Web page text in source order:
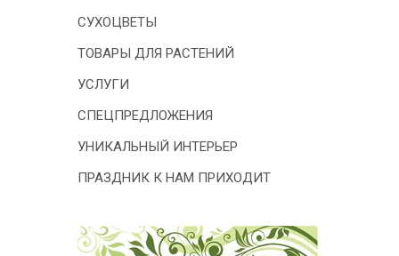
СУХОЦВЕТЫ
ТОВАРЫ ДЛЯ РАСТЕНИЙ
УСЛУГИ
СПЕЦПРЕДЛОЖЕНИЯ
УНИКАЛЬНЫЙ ИНТЕРЬЕР
ПРАЗДНИК К НАМ ПРИХОДИТ